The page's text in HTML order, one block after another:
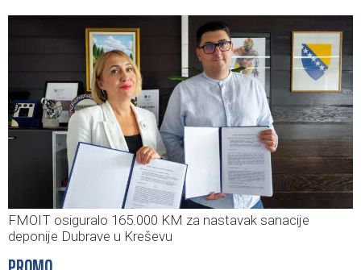
FMOIT osiguralo 165.000 KM za nastavak sanacije
deponije Dubrave u Kreševu